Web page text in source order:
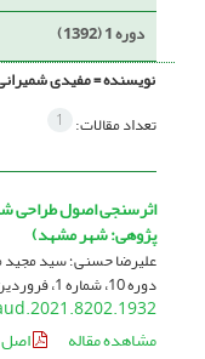
دوره 1 (1392)
نویسنده =مفیدی
تعداد مقالات: 1
اثرسنجی اصول طراحی
پژوهی: شهر مشهد)
علیرضا حسنی؛ سید مجید
دوره 10، شماره 1، فروردین 1401، صفحه
مشاهده مقاله
اصل